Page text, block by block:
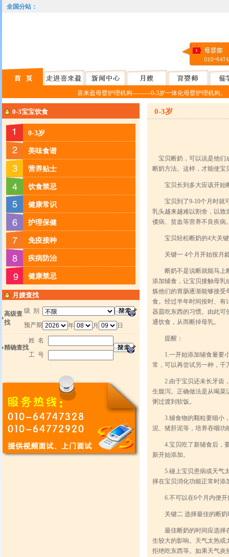
全国分站：
诺月嫂育儿嫂随时都是试用期，不合适可以调换，一切用服务说话！！
喜来盈母婴护理机构---------0-3岁一体化母婴护理机构。
0-3宝宝饮食
0-3岁
美味食谱
营养贴士
饮食禁忌
健康常识
护理保健
免疫接种
疾病防治
健康禁忌
月嫂查找
高级查
找
级 别
预产期
年 月 日
精确查找
姓 名
工 号
0-3岁
宝贝断奶，可以说是他们
断奶方法。这样，才能使
宝贝长到多大应该开始
宝贝到了9-10个月时就可
乳头越来越难以割舍，以致
偻病、贫血等营养不良疾病
宝贝轻松断奶的4大关键
关键一 4个月开始按月龄
断奶不是说断就能马上断
添加辅食，让宝贝接触母乳
炼他们的胃肠逐渐能够接受
食。经过半年时间按时、有
器皿吃东西的习惯。由此可
通饮食，从而断掉母乳。
提醒：
1.一开始添加辅食量要小
常，可以再尝试另一种，千
2.由于宝贝还未长牙齿，
生腹泻。正确做法是从喝菜
粥过渡到软饭。
3.辅食物的颗粒要细小，
泥、猪肝泥等，培养吞咽功
4.宝贝吃了新辅食后，要
新开始添加。
5.碰上宝贝患病或天气太
择在宝贝消化功能正常时添
6.不可以在6个月内便开
关键二 选择最佳的断奶
最佳断奶的时间应选择在
生较大的影响。天气太热或
拒绝吃东西等。如果天气炎